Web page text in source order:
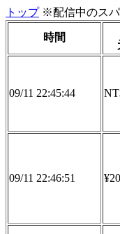
トップ※配信中のスパ
時間
09/11 22:45:44
09/11 22:46:51